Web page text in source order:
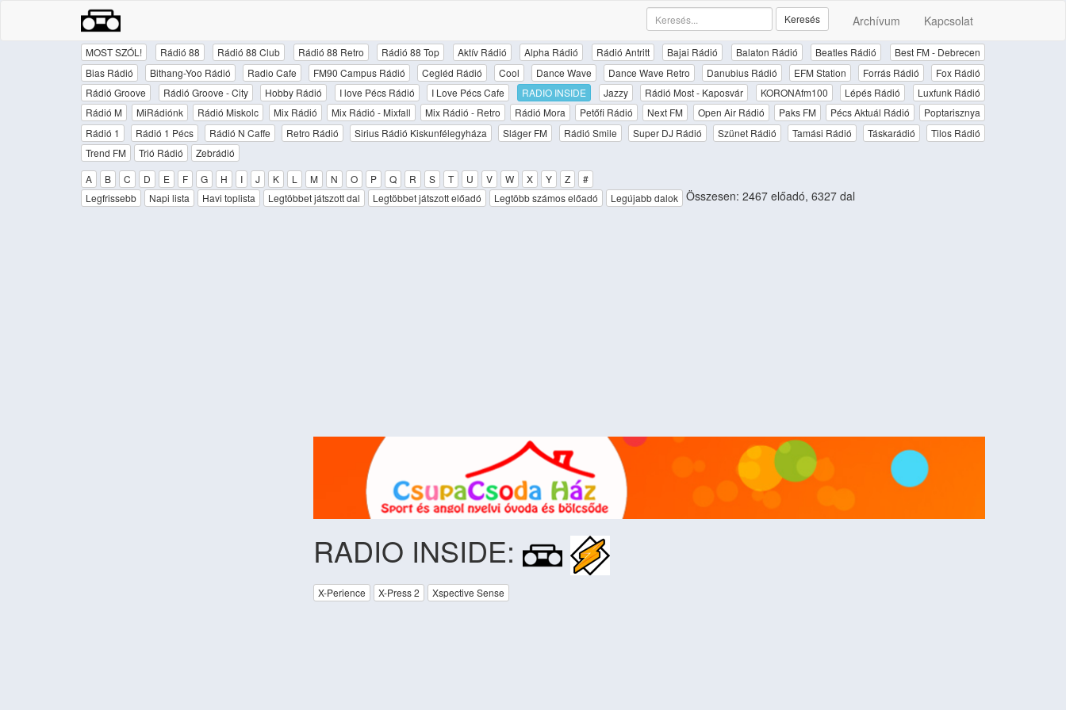
Archívum Kapcsolat
Keresés
MOST SZÓL! Rádió 88 Rádió 88 Club Rádió 88 Retro Rádió 88 Top Aktív Rádió Alpha Rádió Rádió Antritt Bajai Rádió Balaton Rádió Beatles Rádió
Best FM - Debrecen
Bias Rádió
Bithang-Yoo Rádió Radio Cafe FM90 Campus Rádió Cegléd Rádió Cool Dance Wave Dance Wave Retro Danubius Rádió EFM Station Forrás Rádió
Fox Rádió
Rádió Groove
Rádió Groove - City Hobby Rádió I love Pécs Rádió I Love Pécs Cafe RADIO INSIDE Jazzy Rádió Most - Kaposvár KORONAfm100 Lépés Rádió
Luxfunk Rádió
Rádió M
MiRádiónk Rádió Miskolc Mix Rádió Mix Rádió - Mixfall Mix Rádió - Retro Rádió Mora Petőfi Rádió Next FM Open Air Rádió Paks FM Pécs Aktuál Rádió
Poptarisznya
Rádió 1
Rádió 1 Pécs Rádió N Caffe Retro Rádió Sirius Rádió Kiskunfélegyháza Sláger FM Rádió Smile Super DJ Rádió Szünet Rádió Tamási Rádió Táskarádió
Tilos Rádió
Trend FM
Trió Rádió
Zebrádió
A
B C D E F G H I J K L M N O P Q R S T U V W X Y Z
#
Legfrissebb
Napi lista Havi toplista Legtöbbet játszott dal Legtöbbet játszott előadó Legtöbb számos előadó Legújabb dalok Összesen: 2467 előadó, 6327 dal
RADIO INSIDE:
X-Perience X-Press 2 Xspective Sense